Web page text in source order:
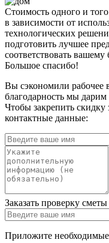
Стоимость одного и
в зависимости от
технологических
подготовить лучшее
соответствовать вашему
Большое спасибо!
Вы сэкономили рабочее
благодарность мы
Чтобы закрепить скидку
контактные данные:
Заказать проверку сметы
Приложите